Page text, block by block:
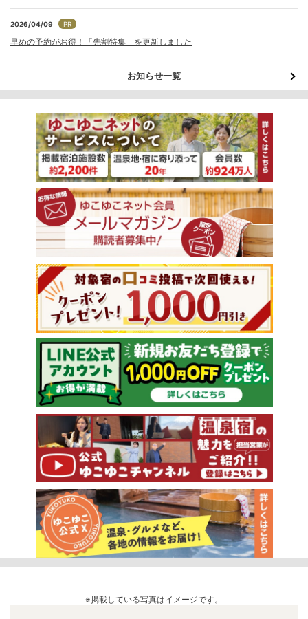
2026/04/09 PR
早めの予約がお得！「先割特集」を更新しました
お知らせ一覧
※掲載している写真はイメージです。